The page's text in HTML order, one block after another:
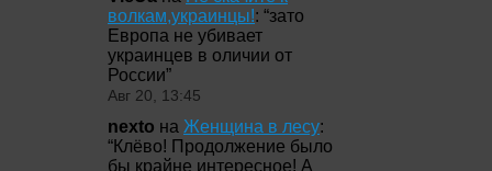
волкам,украинцы!: “зато
Европа не убивает
украинцев в оличии от
России”
Авг 20, 13:45
nexto на Женщина в лесу:
“Клёво! Продолжение было
бы крайне интересное! А